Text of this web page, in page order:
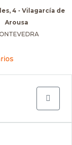
4 - Vilagarcía de
Arousa